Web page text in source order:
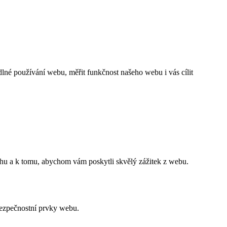
používání webu, měřit funkčnost našeho webu i vás cílit
a k tomu, abychom vám poskytli skvělý zážitek z webu.
prvky webu.